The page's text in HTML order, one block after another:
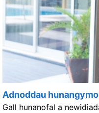
Adnoddau
Gall hunanofal a